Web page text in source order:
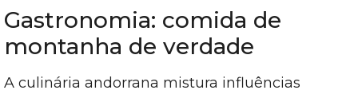
Gastronomia: comida de
montanha de verdade
A culinária andorrana mistura influências